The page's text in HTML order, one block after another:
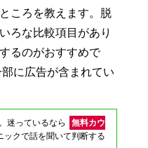
ころを教えます。脱
ろな比較項目があり
るのがおすすめで
に広告が含まれてい
迷っているなら
無料カウ
ックで話を聞いて判断する